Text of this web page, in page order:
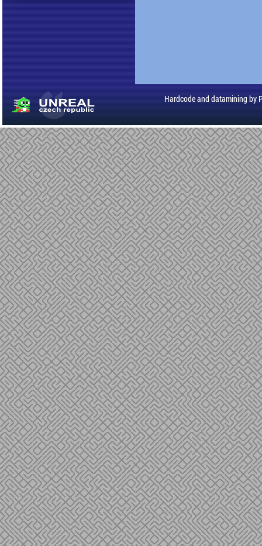
Hardcode and datamining by